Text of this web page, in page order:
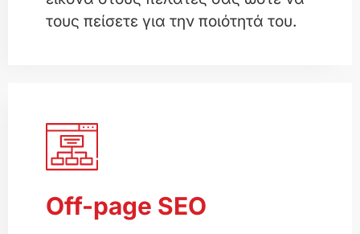
τους πείσετε για την ποιότητά του.
Off-page SEO